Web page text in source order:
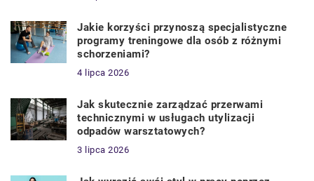
Jakie korzyści przynoszą specjalistyczne
programy treningowe dla osób z różnymi
schorzeniami?
4 lipca 2026
Jak skutecznie zarządzać przerwami
technicznymi w usługach utylizacji
odpadów warsztatowych?
3 lipca 2026